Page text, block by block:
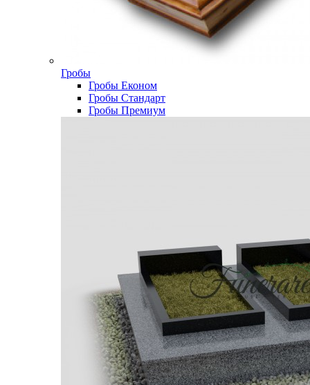
Гробы
Гробы Економ
Гробы Стандарт
Гробы Премиум